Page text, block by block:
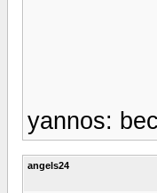
yannos:
angels24